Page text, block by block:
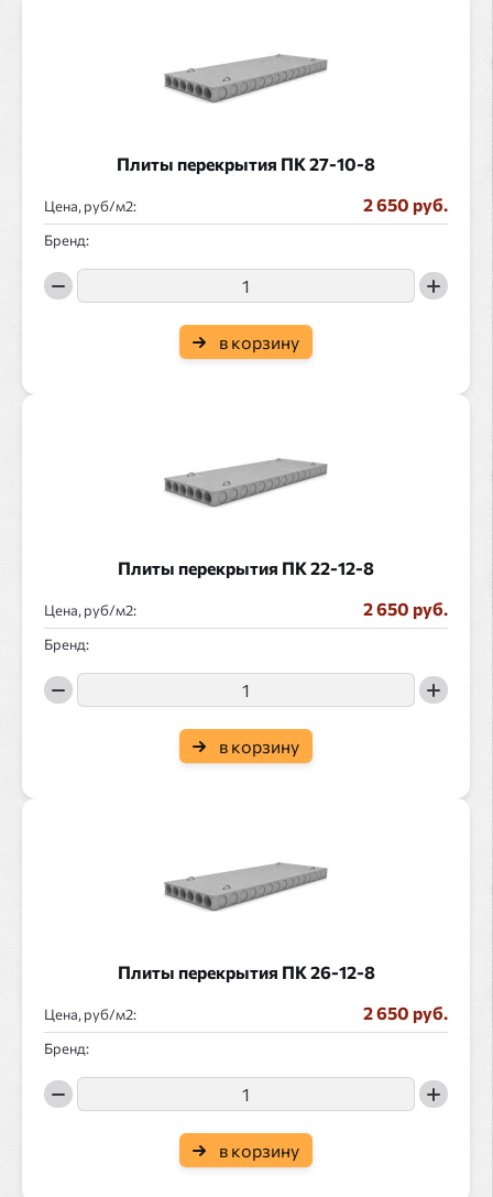
Плиты перекрытия ПК 27-10-8
Цена, руб/ : 2 650 руб.
Бренд:
в корзину
Плиты перекрытия ПК 22-12-8
Цена, руб/ : 2 650 руб.
Бренд:
в корзину
Плиты перекрытия ПК 26-12-8
Цена, руб/ : 2 650 руб.
Бренд:
в корзину